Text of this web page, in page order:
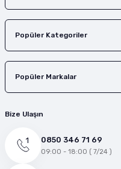
Popüler Kategoriler
Popüler Markalar
Bize Ulaşın
0850 346 71 69
09:00 - 18:00 ( 7/24 )